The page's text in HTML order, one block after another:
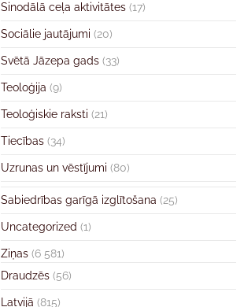
Sinodālā ceļa aktivitātes (17)
Sociālie jautājumi (20)
Svētā Jāzepa gads (33)
Teoloģija (9)
Teoloģiskie raksti (21)
Tiecības (34)
Uzrunas un vēstījumi (80)
Sabiedrības garīgā izglītošana (25)
Uncategorized (1)
Ziņas (6 581)
Draudzēs (56)
Latvijā (815)